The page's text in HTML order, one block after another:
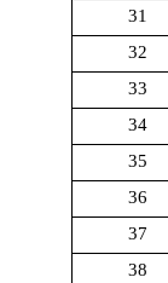
31
32
33
34
35
36
37
38